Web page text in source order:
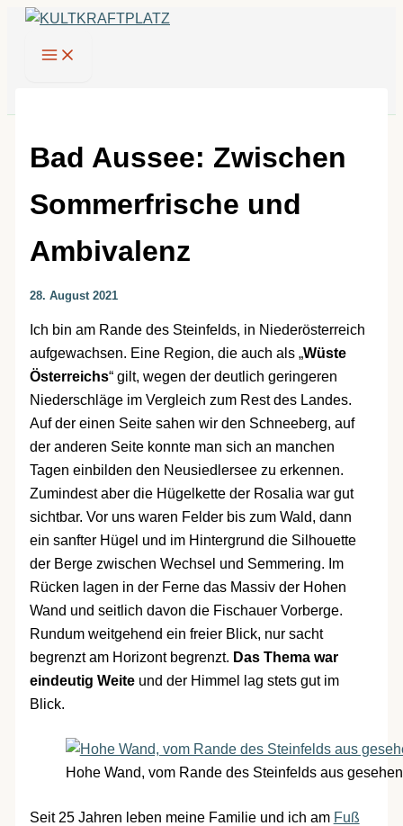
Zum
springen
Bad Aussee: Zwischen
Sommerfrische und
Ambivalenz
28. August 2021
Ich bin am Rande des Steinfelds, in Niederösterreich
aufgewachsen. Eine Region, die auch als „Wüste
Österreichs“ gilt, wegen der deutlich geringeren
Niederschläge im Vergleich zum Rest des Landes.
Auf der einen Seite sahen wir den Schneeberg, auf
der anderen Seite konnte man sich an manchen
Tagen einbilden den Neusiedlersee zu erkennen.
Zumindest aber die Hügelkette der Rosalia war gut
sichtbar. Vor uns waren Felder bis zum Wald, dann
ein sanfter Hügel und im Hintergrund die Silhouette
der Berge zwischen Wechsel und Semmering. Im
Rücken lagen in der Ferne das Massiv der Hohen
Wand und seitlich davon die Fischauer Vorberge.
Rundum weitgehend ein freier Blick, nur sacht
begrenzt am Horizont begrenzt. Das Thema war
eindeutig Weite und der Himmel lag stets gut im
Blick.
Hohe Wand, vom Rande des Steinfelds aus gesehen
Seit 25 Jahren leben meine Familie und ich am Fuß